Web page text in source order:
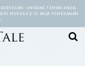
UNDANG TEMAN ANDA,
MEREKA $ 50 PADA PEMESANAN